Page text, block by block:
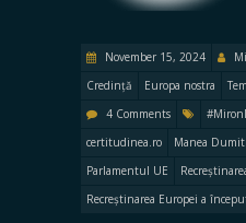
November 15, 2024
Credință
Europa nostra
4 Comments
certitudinea.ro
Manea
Parlamentul UE
Recreștinarea Europei a